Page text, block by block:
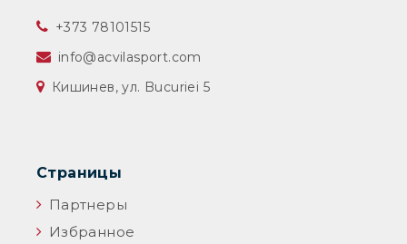
‎+373 78101515
info@acvilasport.com
Кишинев, ул. Bucuriei 5
Страницы
Партнеры
Избранное